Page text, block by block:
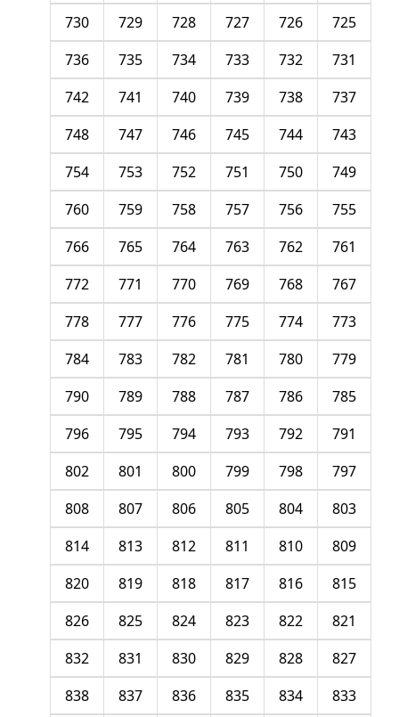
725
726
727
728
729
730
731
732
733
734
735
736
737
738
739
740
741
742
743
744
745
746
747
748
749
750
751
752
753
754
755
756
757
758
759
760
761
762
763
764
765
766
767
768
769
770
771
772
773
774
775
776
777
778
779
780
781
782
783
784
785
786
787
788
789
790
791
792
793
794
795
796
797
798
799
800
801
802
803
804
805
806
807
808
809
810
811
812
813
814
815
816
817
818
819
820
821
822
823
824
825
826
827
828
829
830
831
832
833
834
835
836
837
838